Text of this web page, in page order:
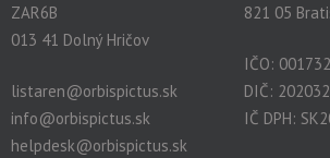
ZAR6B
013 41 Dolný Hričov
listaren@orbispictus.sk
info@orbispictus.sk
helpdesk@orbispictus.sk
821 05
IČO:
DIČ:
IČ DPH: